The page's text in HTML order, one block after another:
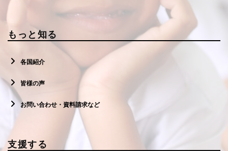
もっと知る
各国紹介
皆様の声
お問い合わせ・資料請求など
支援する